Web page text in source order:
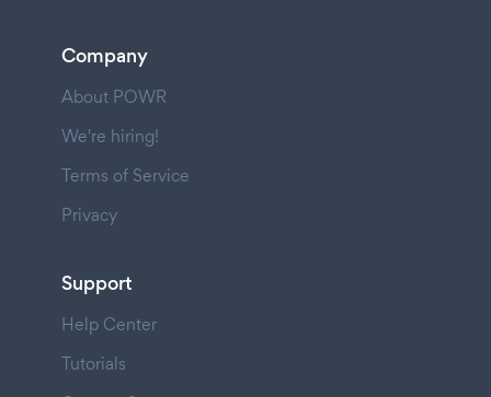
Company
About POWR
We're hiring!
Terms of Service
Privacy
Support
Help Center
Tutorials